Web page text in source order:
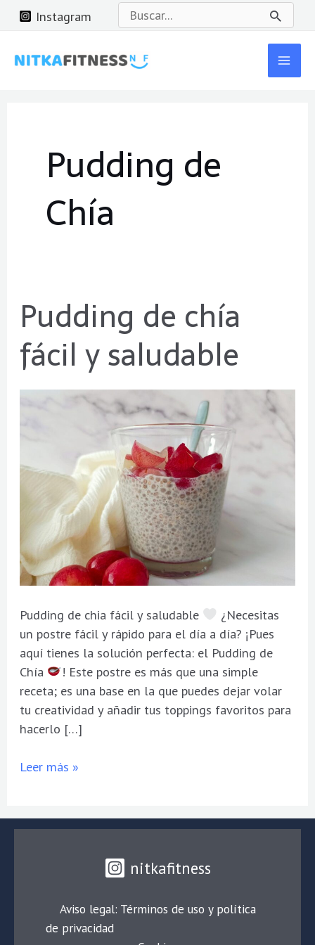
Instagram
Buscar
por:
Pudding de
Chía
Pudding de chía
fácil y saludable
Pudding de chia fácil y saludable
¿Necesitas
un postre fácil y rápido para el día a día? ¡Pues
aquí tienes la solución perfecta: el Pudding de
Chía
! Este postre es más que una simple
receta; es una base en la que puedes dejar volar
tu creatividad y añadir tus toppings favoritos para
hacerlo […]
Pudding
de
chía
fácil
saludable
Leer más »
nitkafitness
Aviso legal: Términos de uso y política
de privacidad